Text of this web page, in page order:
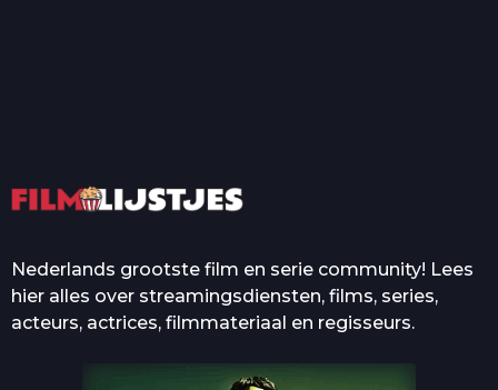
Nederlands grootste film en serie community! Lees
hier alles over streamingsdiensten, films, series,
acteurs, actrices, filmmateriaal en regisseurs.